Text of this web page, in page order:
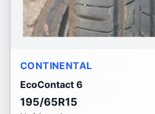
CONTINENTAL
EcoContact 6
195/65R15